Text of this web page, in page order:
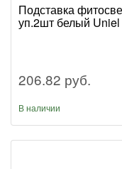
Подставка
уп.2шт белый
206.82 руб.
В наличии